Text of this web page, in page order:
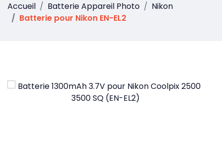
Accueil Batterie Appareil Photo
Nikon
Batterie pour Nikon EN-EL2